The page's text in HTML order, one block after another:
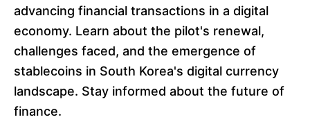
advancing financial transactions in a digital
economy. Learn about the pilot's renewal,
challenges faced, and the emergence of
stablecoins in South Korea's digital currency
landscape. Stay informed about the future of
finance.